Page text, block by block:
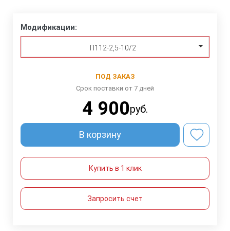
Модификации:
П112-2,5-10/2
ПОД ЗАКАЗ
Срок поставки от 7 дней
4 900руб.
В корзину
Купить в 1 клик
Запросить счет